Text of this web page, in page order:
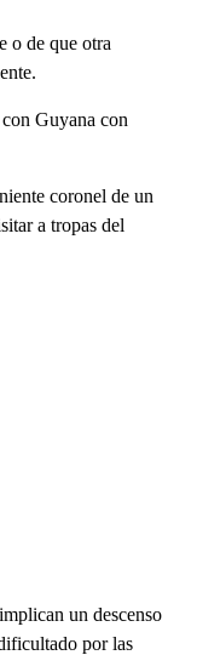
o de que otra
Guyana con
coronel de un
a tropas del
un descenso
por las